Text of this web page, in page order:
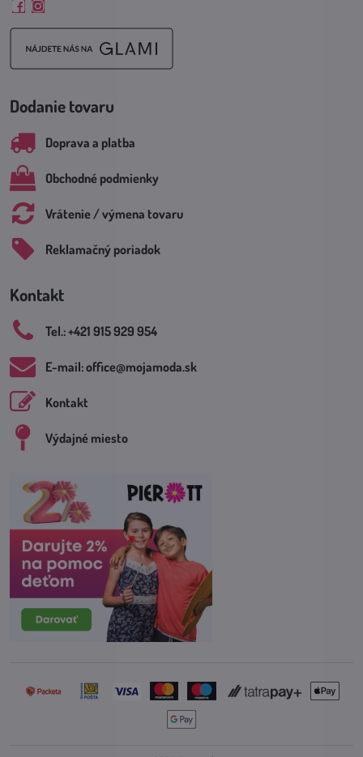
FacebookInstagram
Dodanie tovaru
Doprava a platba
Obchodné podmienky
Vrátenie / výmena tovaru
Reklamačný poriadok
Kontakt
Tel​.: +421 915 929 954
E-mail: office​@mojamoda​.sk
Kontakt
Výdajné miesto